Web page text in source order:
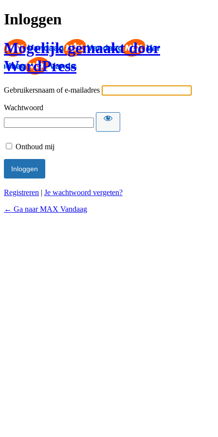
Inloggen
Mogelijk gemaakt door
WordPress
Gebruikersnaam of e-mailadres
Wachtwoord
Onthoud mij
Registreren | Je wachtwoord vergeten?
← Ga naar MAX Vandaag